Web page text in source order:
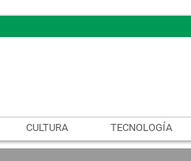
CULTURA TECNOLOGÍA